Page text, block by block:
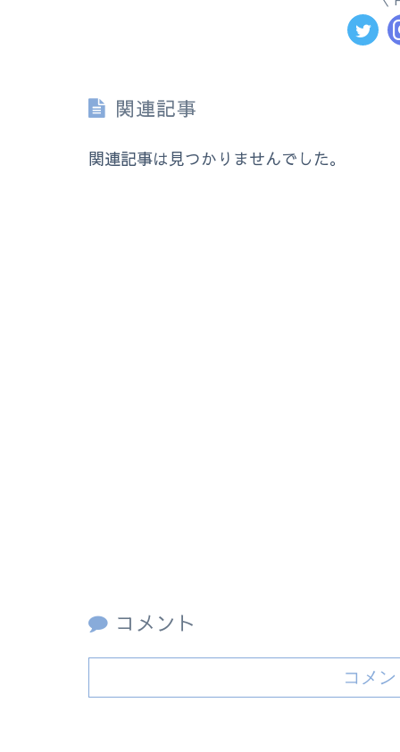
関連記事
関連記事は見つかりませんでした。
コメント
コメ